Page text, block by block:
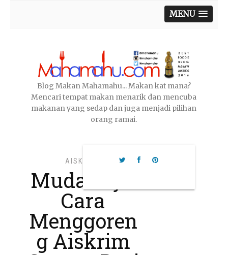
MENU
Blog Makan Mahamahu... Makan kat mana?
Mencari tempat makan menarik dan mencuba
makanan yang sedap dan juga menjadi pilihan
orang ramai.
AISKRIM
Mudahnya
Cara
Menggoren
g Aiskrim